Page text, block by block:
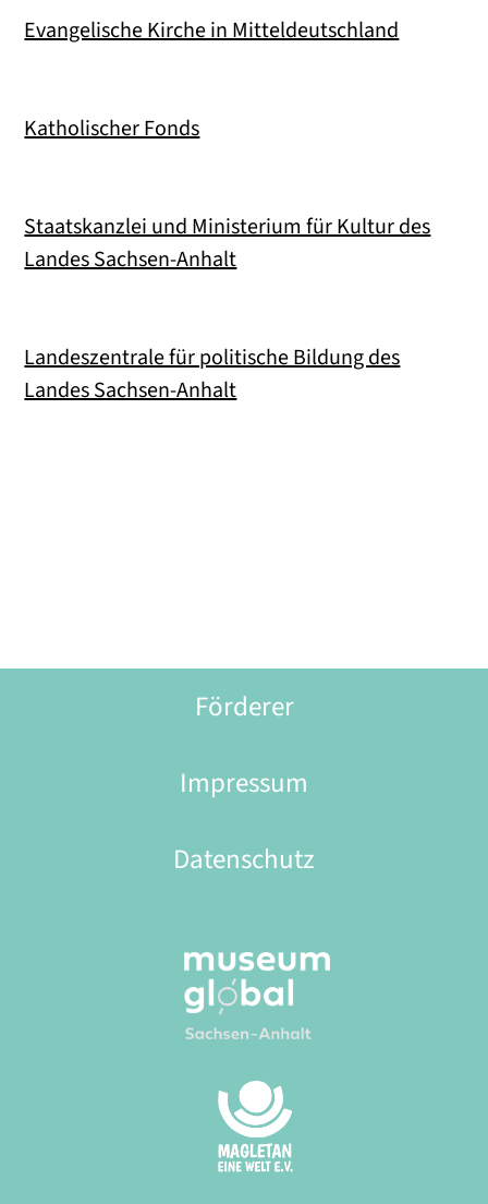
Evangelische Kirche in Mitteldeutschland
Katholischer Fonds
Staatskanzlei und Ministerium für Kultur des
Landes Sachsen-Anhalt
Landeszentrale für politische Bildung des
Landes Sachsen-Anhalt
Förderer
Impressum
Datenschutz